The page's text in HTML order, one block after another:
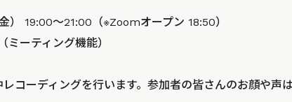
） 19:00〜21:00（※Zoomオープン 18:50）
ーティング機能）
コーディングを行います。参加者の皆さんのお顔や声